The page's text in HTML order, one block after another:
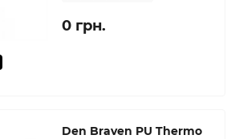
0 грн.
Den Braven PU Thermo